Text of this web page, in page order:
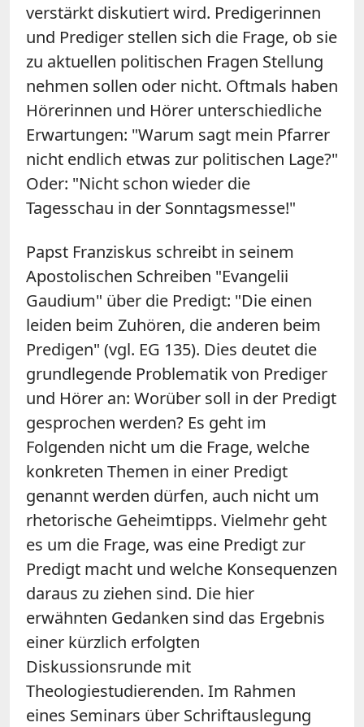
verstärkt diskutiert wird. Predigerinnen
und Prediger stellen sich die Frage, ob sie
zu aktuellen politischen Fragen Stellung
nehmen sollen oder nicht. Oftmals haben
Hörerinnen und Hörer unterschiedliche
Erwartungen: "Warum sagt mein Pfarrer
nicht endlich etwas zur politischen Lage?"
Oder: "Nicht schon wieder die
Tagesschau in der Sonntagsmesse!"
Papst Franziskus schreibt in seinem
Apostolischen Schreiben "Evangelii
Gaudium" über die Predigt: "Die einen
leiden beim Zuhören, die anderen beim
Predigen" (vgl. EG 135). Dies deutet die
grundlegende Problematik von Prediger
und Hörer an: Worüber soll in der Predigt
gesprochen werden? Es geht im
Folgenden nicht um die Frage, welche
konkreten Themen in einer Predigt
genannt werden dürfen, auch nicht um
rhetorische Geheimtipps. Vielmehr geht
es um die Frage, was eine Predigt zur
Predigt macht und welche Konsequenzen
daraus zu ziehen sind. Die hier
erwähnten Gedanken sind das Ergebnis
einer kürzlich erfolgten
Diskussionsrunde mit
Theologiestudierenden. Im Rahmen
eines Seminars über Schriftauslegung